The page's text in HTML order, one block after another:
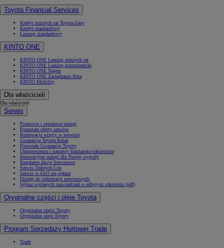
Toyota Financial Services
Kredyt niższych rat Toyota Easy
Kredyt standardowy
Leasing standardowy
KINTO ONE
KINTO ONE Leasing niższych rat
KINTO ONE Leasing konsumencki
KINTO ONE Najem
KINTO ONE Zarządzanie flotą
KINTO Mobility
Dla właścicieli
Dla właścicieli
Serwis
Promocje i sezonowe usługi
Pozostałe oferty serwisu
Rezerwacja wizyty w serwisie
Gwarancja Toyota Relax
Pozostałe Gwarancje Toyoty
Ubezpieczenia i naprawy blacharsko-lakiernicze
Innowacyjne usługi dla Twojej wygody
Bezpłatne Akcje Serwisowe
Serwis Dobrych Cen
Serwis w ASO się opłaca
Dostęp do informacji serwisowych
Wykaz wydanych zaświadczeń o odbytym szkoleniu (pdf)
Oryginalne części i oleje Toyota
Oryginalne części Toyoty
Oryginalne oleje Toyoty
Program Sprzedaży Hurtowej Trade
Trade